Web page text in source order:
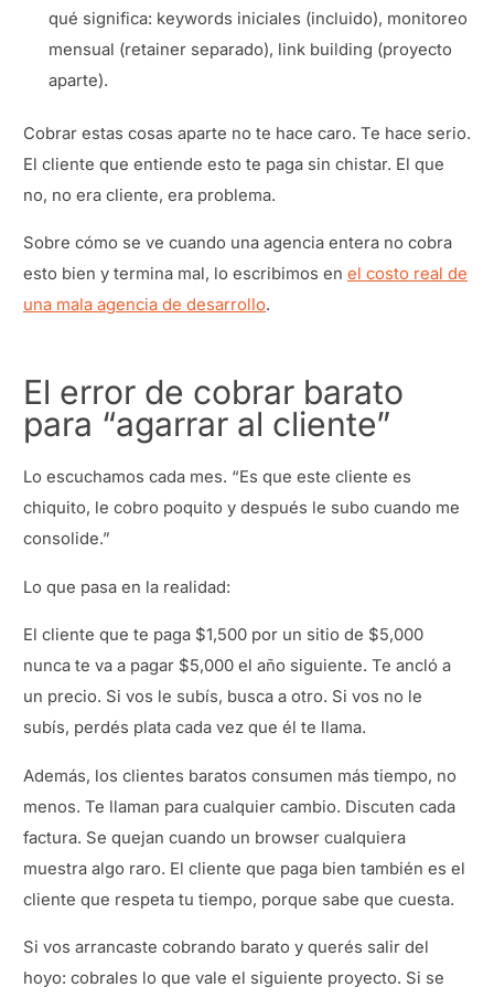
qué significa: keywords iniciales (incluido), monitoreo
mensual (retainer separado), link building (proyecto
aparte).
Cobrar estas cosas aparte no te hace caro. Te hace serio.
El cliente que entiende esto te paga sin chistar. El que
no, no era cliente, era problema.
Sobre cómo se ve cuando una agencia entera no cobra
esto bien y termina mal, lo escribimos en el costo real de
una mala agencia de desarrollo.
El error de cobrar barato
para “agarrar al cliente”
Lo escuchamos cada mes. “Es que este cliente es
chiquito, le cobro poquito y después le subo cuando me
consolide.”
Lo que pasa en la realidad:
El cliente que te paga $1,500 por un sitio de $5,000
nunca te va a pagar $5,000 el año siguiente. Te ancló a
un precio. Si vos le subís, busca a otro. Si vos no le
subís, perdés plata cada vez que él te llama.
Además, los clientes baratos consumen más tiempo, no
menos. Te llaman para cualquier cambio. Discuten cada
factura. Se quejan cuando un browser cualquiera
muestra algo raro. El cliente que paga bien también es el
cliente que respeta tu tiempo, porque sabe que cuesta.
Si vos arrancaste cobrando barato y querés salir del
hoyo: cobrales lo que vale el siguiente proyecto. Si se